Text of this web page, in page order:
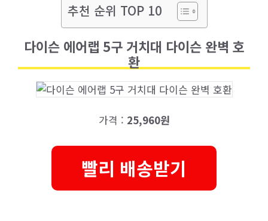
추천 순위 TOP 10
다이슨 에어랩 5구 거치대 다이슨 완벽 호
환
가격 : 25,960원
빨리 배송받기